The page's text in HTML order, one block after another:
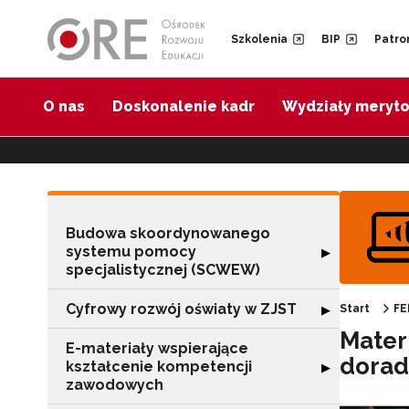
Szkolenia BIP
O nas Doskonalenie kadr Wydziały
Budowa skoordynowanego
systemu pomocy
specjalistycznej (SCWEW)
Rozwiń sekcję
▶
Cyfrowy rozwój oświaty w ZJST Rozwiń sekcję
▶
E-materiały wspierające
kształcenie kompetencji
zawodowych
Rozwiń sekcję
▶
Start